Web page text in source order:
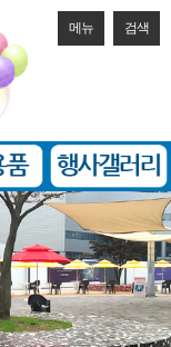
메뉴 검색